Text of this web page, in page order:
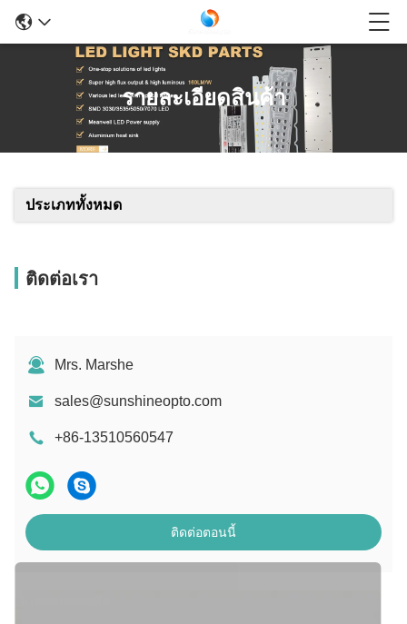
รายละเอียดสินค้า
ประเภททั้งหมด
ติดต่อเรา
Mrs. Marshe
sales@sunshineopto.com
+86-13510560547
ติดต่อตอนนี้